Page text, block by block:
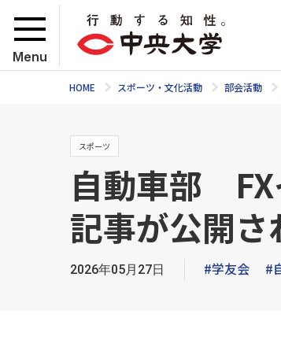
Menu
HOME スポーツ・文化活動 部会活動
スポーツ
自動車部 FX
記事が公開さ
2026年05月27日 #学友会 #